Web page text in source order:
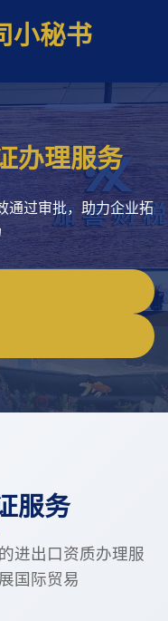
小秘书
办理服务
通过审批，助力企业拓
服务
进出口资质办理服
国际贸易